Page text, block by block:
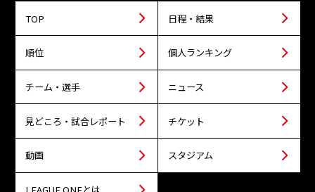
TOP 日程・結果
順位 個人ランキング
チーム・選手 ニュース
見どころ・試合レポート チケット
動画 スタジアム